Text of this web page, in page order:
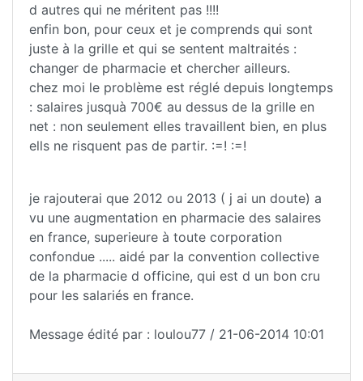
d autres qui ne méritent pas !!!!
enfin bon, pour ceux et je comprends qui sont
juste à la grille et qui se sentent maltraités :
changer de pharmacie et chercher ailleurs.
chez moi le problème est réglé depuis longtemps
: salaires jusquà 700€ au dessus de la grille en
net : non seulement elles travaillent bien, en plus
ells ne risquent pas de partir. :=! :=!
je rajouterai que 2012 ou 2013 ( j ai un doute) a
vu une augmentation en pharmacie des salaires
en france, superieure à toute corporation
confondue ..... aidé par la convention collective
de la pharmacie d officine, qui est d un bon cru
pour les salariés en france.
Message édité par : loulou77 / 21-06-2014 10:01